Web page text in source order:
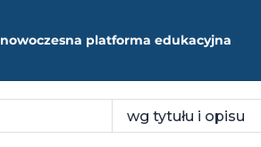
nowoczesna platforma edukacyjna